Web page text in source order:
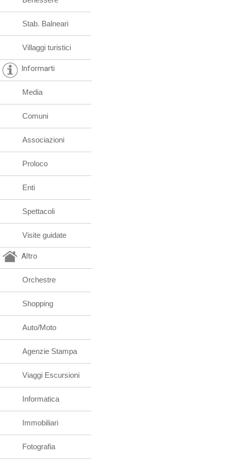
Stab. Balneari
Villaggi turistici
Informarti
Media
Comuni
Associazioni
Proloco
Enti
Spettacoli
Visite guidate
Altro
Orchestre
Shopping
Auto/Moto
Agenzie Stampa
Viaggi Escursioni
Informatica
Immobiliari
Fotografia